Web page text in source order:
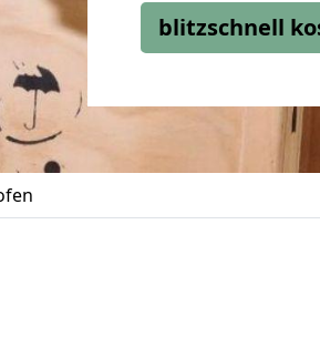
blitzschnell